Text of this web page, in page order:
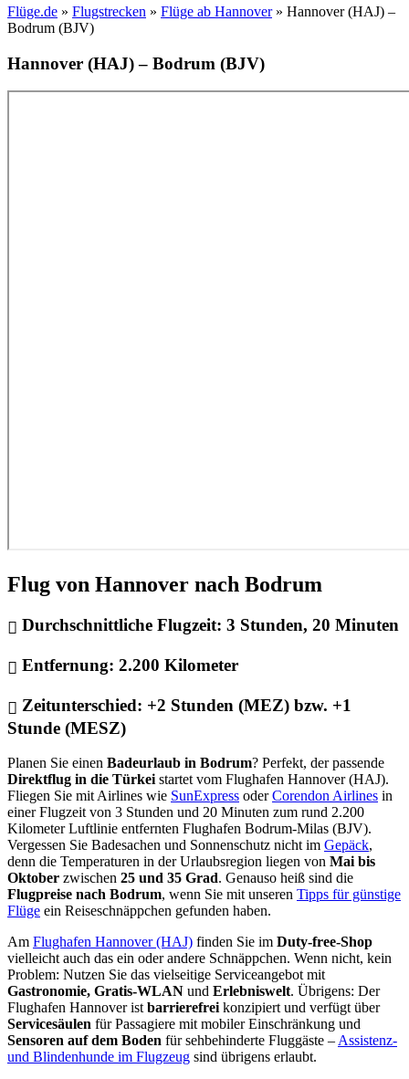
Flüge.de » Flugstrecken » Flüge ab Hannover» Hannover (HAJ) –
Bodrum (BJV)
Hannover (HAJ) – Bodrum (BJV)
Flug von Hannover nach Bodrum
Durchschnittliche Flugzeit: 3 Stunden, 20 Minuten
Entfernung: 2.200 Kilometer
Zeitunterschied: +2 Stunden (MEZ) bzw. +1
Stunde (MESZ)
Planen Sie einen Badeurlaub in Bodrum? Perfekt, der passende
Direktflug in die Türkei startet vom Flughafen Hannover (HAJ).
Fliegen Sie mit Airlines wie SunExpress oderCorendon Airlines in
einer Flugzeit von 3 Stunden und 20 Minuten zum rund 2.200
Kilometer Luftlinie entfernten Flughafen Bodrum-Milas (BJV).
Vergessen Sie Badesachen und Sonnenschutz nicht im Gepäck,
denn die Temperaturen in der Urlaubsregion liegen von Mai bis
Oktober zwischen 25 und 35 Grad. Genauso heiß sind die
Flugpreise nach Bodrum, wenn Sie mit unseren Tipps für günstige
Flüge ein Reiseschnäppchen gefunden haben.
Am Flughafen Hannover (HAJ) finden Sie im Duty-free-Shop
vielleicht auch das ein oder andere Schnäppchen. Wenn nicht, kein
Problem: Nutzen Sie das vielseitige Serviceangebot mit
Gastronomie, Gratis-WLAN und Erlebniswelt. Übrigens: Der
Flughafen Hannover ist barrierefrei konzipiert und verfügt über
Servicesäulen für Passagiere mit mobiler Einschränkung und
Sensoren auf dem Boden für sehbehinderte Fluggäste – Assistenz-
und Blindenhunde im Flugzeug sind übrigens erlaubt.